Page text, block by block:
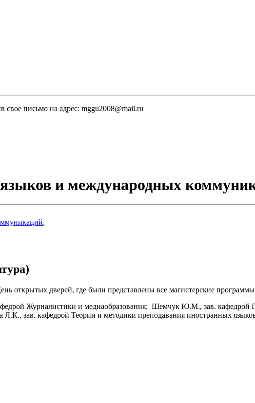
письмо на адрес: mggu2008@mail.ru
и международных
,
открытых дверей, где были представлены все магистерские
Журналистики и медиаобразования; Шемчук Ю.М., зав. кафедрой
зав. кафедрой Теории и методики преподавания иностранных